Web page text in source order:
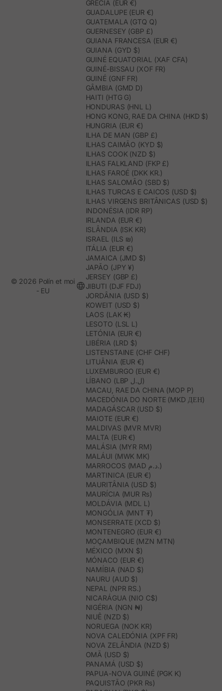
GRÉCIA (EUR €)
GUADALUPE (EUR €)
GUATEMALA (GTQ Q)
GUERNESEY (GBP £)
GUIANA FRANCESA (EUR €)
GUIANA (GYD $)
GUINÉ EQUATORIAL (XAF CFA)
GUINÉ-BISSAU (XOF FR)
GUINÉ (GNF FR)
GÂMBIA (GMD D)
HAITI (HTG G)
HONDURAS (HNL L)
HONG KONG, RAE DA CHINA (HKD $)
HUNGRIA (EUR €)
ILHA DE MAN (GBP £)
ILHAS CAIMÃO (KYD $)
ILHAS COOK (NZD $)
ILHAS FALKLAND (FKP £)
ILHAS FAROÉ (DKK KR.)
ILHAS SALOMÃO (SBD $)
ILHAS TURCAS E CAICOS (USD $)
ILHAS VIRGENS BRITÂNICAS (USD $)
INDONÉSIA (IDR RP)
IRLANDA (EUR €)
ISLÂNDIA (ISK KR)
ISRAEL (ILS ₪)
ITÁLIA (EUR €)
JAMAICA (JMD $)
JAPÃO (JPY ¥)
JERSEY (GBP £)
JIBUTI (DJF FDJ)
JORDÂNIA (USD $)
KOWEIT (USD $)
LAOS (LAK ₭)
LESOTO (LSL L)
LETÓNIA (EUR €)
LIBÉRIA (LRD $)
LISTENSTAINE (CHF CHF)
LITUÂNIA (EUR €)
LUXEMBURGO (EUR €)
LÍBANO (LBP ل.ل)
MACAU, RAE DA CHINA (MOP P)
MACEDÓNIA DO NORTE (MKD ДЕН)
MADAGÁSCAR (USD $)
MAIOTE (EUR €)
MALDIVAS (MVR MVR)
MALTA (EUR €)
MALÁSIA (MYR RM)
MALÁUI (MWK MK)
MARROCOS (MAD د.م.)
MARTINICA (EUR €)
MAURITÂNIA (USD $)
MAURÍCIA (MUR ₨)
MOLDÁVIA (MDL L)
MONGÓLIA (MNT ₮)
MONSERRATE (XCD $)
MONTENEGRO (EUR €)
MOÇAMBIQUE (MZN MTN)
MÉXICO (MXN $)
MÓNACO (EUR €)
NAMÍBIA (NAD $)
NAURU (AUD $)
NEPAL (NPR RS.)
NICARÁGUA (NIO C$)
NIGÉRIA (NGN ₦)
NIUÊ (NZD $)
NORUEGA (NOK KR)
NOVA CALEDÓNIA (XPF FR)
NOVA ZELÂNDIA (NZD $)
OMÃ (USD $)
PANAMÁ (USD $)
PAPUA-NOVA GUINÉ (PGK K)
PAQUISTÃO (PKR ₨)
© 2026 Polín et moi
- EU